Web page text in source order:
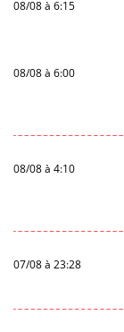
08/08 à 6:15
08/08 à 6:00
08/08 à 4:10
07/08 à 23:28